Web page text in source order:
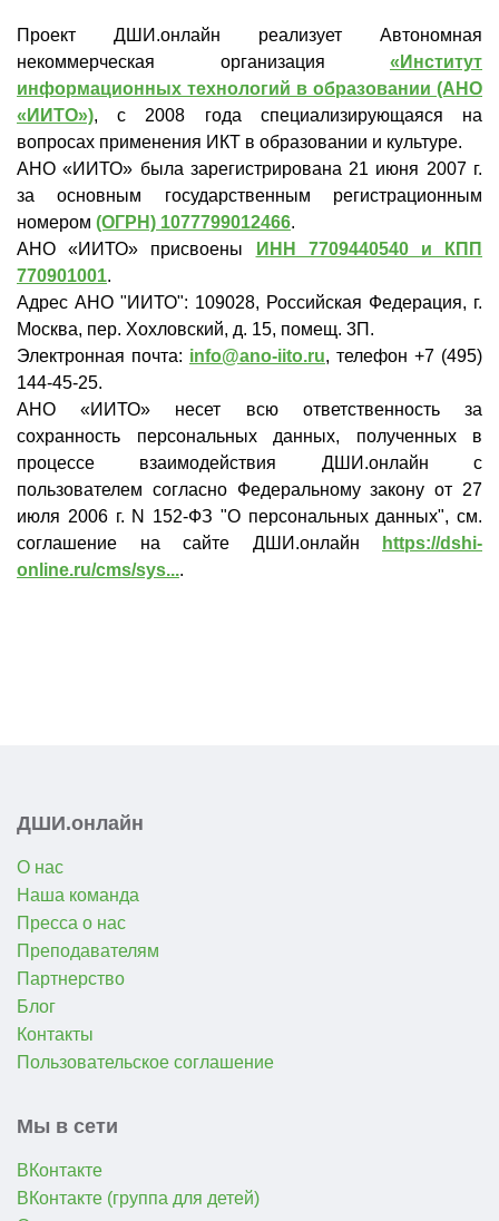
Проект ДШИ.онлайн реализует Автономная
некоммерческая организация « Институт
информационных технологий в образовании (АНО
«ИИТО»), с 2008 года специализирующаяся на
вопросах применения ИКТ в образовании и культуре.
АНО «ИИТО» была зарегистрирована 21 июня 2007 г.
за основным государственным регистрационным
номером (ОГРН) 1077799012466.
АНО «ИИТО» присвоены
ИНН 7709440540 и КПП
770901001.
Адрес АНО "ИИТО": 109028, Российская Федерация, г.
Москва, пер. Хохловский, д. 15, помещ. 3П .
Электронная почта: info@ano-iito.ru, телефон +7 (495)
144-45-25.
АНО «ИИТО» несет всю ответственность за
сохранность персональных данных, полученных в
процессе взаимодействия ДШИ.онлайн с
пользователем согласно Федеральному закону от 27
июля 2006 г. N 152-ФЗ "О персональных данных", см.
соглашение на сайте ДШИ.онлайн
https://dshi-
online.ru/cms/sys....
ДШИ.онлайн
О нас
Наша команда
Пресса о нас
Преподавателям
Партнерство
Блог
Контакты
Пользовательское соглашение
Мы в сети
ВКонтакте
ВКонтакте (группа для детей)